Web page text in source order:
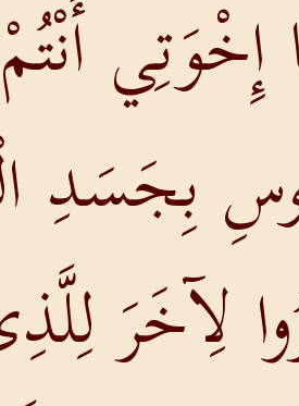
إِخْوَتِي
لِآخَرَ